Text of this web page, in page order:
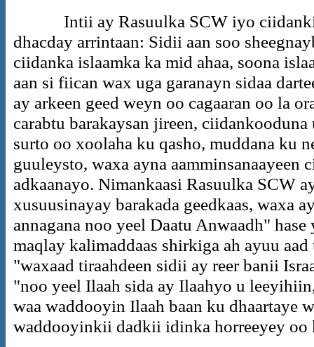
Intii ay Rasuulka SCW iyo
dhacday arrintaan: Sidii aan soo
ciidanka islaamka ka mid ahaa, soona
aan si fiican wax uga garanayn sidaa
ay arkeen geed weyn oo cagaaran oo la
carabtu barakaysan jireen,
surto oo xoolaha ku qasho, muddana ku
guuleysto, waxa ayna aamminsanaayeen
adkaanayo. Nimankaasi Rasuulka SCW
xusuusinayay barakada geedkaas, waxa
annagana noo yeel Daatu Anwaadh"
maqlay kalimaddaas shirkiga ah ayuu
"waxaad tiraahdeen sidii ay reer banii
"noo yeel Ilaah sida ay Ilaahyo u
waa waddooyin Ilaah baan ku dhaartaye
waddooyinkii dadkii idinka horreeyey